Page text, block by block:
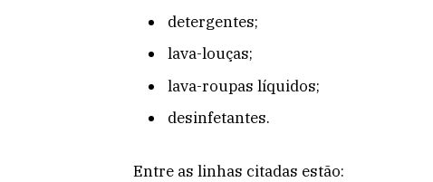
detergentes;
lava-louças;
lava-roupas líquidos;
desinfetantes.
Entre as linhas citadas estão: